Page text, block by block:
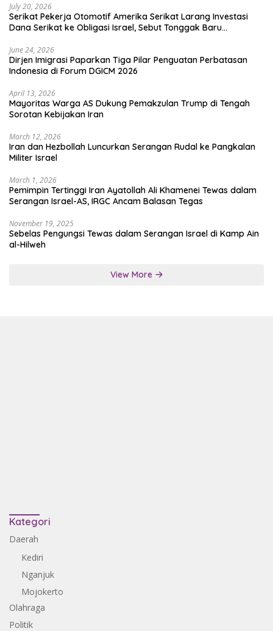
July 20, 2026
Serikat Pekerja Otomotif Amerika Serikat Larang Investasi
Dana Serikat ke Obligasi Israel, Sebut Tonggak Baru
June 24, 2026
Dirjen Imigrasi Paparkan Tiga Pilar Penguatan Perbatasan
Indonesia di Forum DGICM 2026
April 13, 2026
Mayoritas Warga AS Dukung Pemakzulan Trump di Tengah
Sorotan Kebijakan Iran
March 12, 2026
Iran dan Hezbollah Luncurkan Serangan Rudal ke Pangkalan
Militer Israel
March 1, 2026
Pemimpin Tertinggi Iran Ayatollah Ali Khamenei Tewas dalam
Serangan Israel-AS, IRGC Ancam Balasan Tegas
November 19, 2025
Sebelas Pengungsi Tewas dalam Serangan Israel di Kamp Ain
al-Hilweh
View More
Kategori
Daerah
Kediri
Nganjuk
Mojokerto
Olahraga
Politik